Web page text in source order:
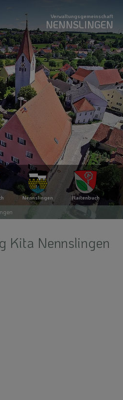
Verwaltungsgemeinschaft
NENNSLINGEN
Nennslingen Raitenbuch
Kita Nennslingen